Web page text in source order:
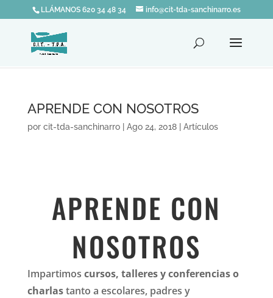
LLÁMANOS 620 34 48 34 info@cit-tda-sanchinarro.es
APRENDE CON NOSOTROS
por cit-tda-sanchinarro| Ago 24, 2018| Artículos
APRENDE CON
NOSOTROS
Impartimos cursos, talleres y conferencias o
charlastanto a escolares, padres y